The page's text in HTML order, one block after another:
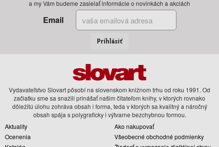
a my Vám budeme zasielať informácie o novinkách a akciách
Email
Prihlásiť
Vydavateľstvo Slovart pôsobí na slovenskom knižnom trhu od roku 1991. Od
začiatku sme sa snažili prinášať našim čitateľom knihy, v ktorých rovnako
dôležitú úlohu zohráva obsah i forma, teda v ktorých sa kvalitný a náročný
obsah spája s polygraficky i výtvarne bezchybnou formou.
Aktuality
Ocenenia
Ako nakupovať
Všeobecné obchodné podmienky